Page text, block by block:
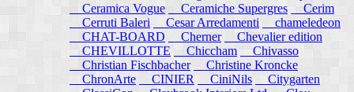
Ceramica Vogue
Ceramiche Supergres Cerim
Cerruti Baleri
Cesar Arredamenti
chameledeon
CHAT-BOARD
Cherner
Chevalier edition
CHEVILLOTTE
Chiccham
Chivasso
Christian Fischbacher
Christine Kroncke
ChronArte
CINIER CiniNils
Citygarten